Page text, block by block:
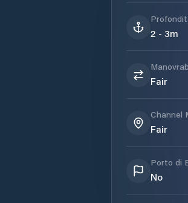
2 - 3m
Fair
Channel
Fair
Porto di
No